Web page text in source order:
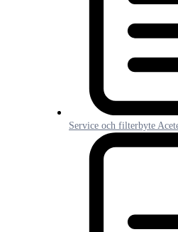
Service och filterbyte